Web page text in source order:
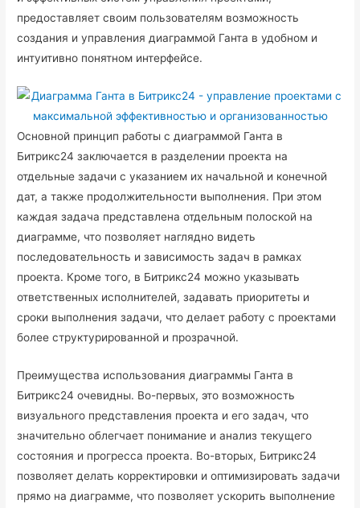
предоставляет своим пользователям возможность
создания и управления диаграммой Ганта в удобном и
интуитивно понятном интерфейсе.
Основной принцип работы с диаграммой Ганта в
Битрикс24 заключается в разделении проекта на
отдельные задачи с указанием их начальной и конечной
дат, а также продолжительности выполнения. При этом
каждая задача представлена отдельным полоской на
диаграмме, что позволяет наглядно видеть
последовательность и зависимость задач в рамках
проекта. Кроме того, в Битрикс24 можно указывать
ответственных исполнителей, задавать приоритеты и
сроки выполнения задачи, что делает работу с проектами
более структурированной и прозрачной.
Преимущества использования диаграммы Ганта в
Битрикс24 очевидны. Во-первых, это возможность
визуального представления проекта и его задач, что
значительно облегчает понимание и анализ текущего
состояния и прогресса проекта. Во-вторых, Битрикс24
позволяет делать корректировки и оптимизировать задачи
прямо на диаграмме, что позволяет ускорить выполнение